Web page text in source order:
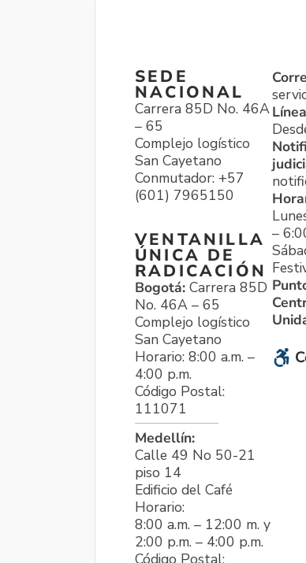
SEDE
NACIONAL
Carrera 85D No. 46A
– 65
Complejo logístico
San Cayetano
Conmutador: +57
(601) 7965150
VENTANILLA
ÚNICA DE
RADICACIÓN
Bogotá: Carrera 85D
No. 46A – 65
Complejo logístico
San Cayetano
Horario: 8:00 a.m. –
4:00 p.m.
Código Postal:
111071
Medellín:
Calle 49 No 50-21
piso 14
Edificio del Café
Horario:
8:00 a.m. – 12:00 m. y
2:00 p.m. – 4:00 p.m.
–